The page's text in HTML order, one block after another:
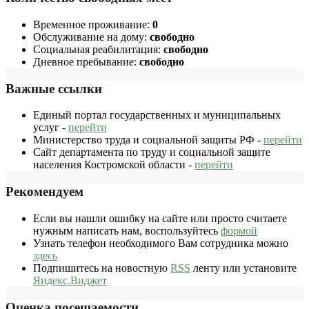
Временное проживание: 0
Обслуживание на дому: свободно
Социальная реабилитация: свободно
Дневное пребывание: свободно
Важные ссылки
Единый портал государственных и муниципальных
услуг - перейти
Министерство труда и социальной защиты РФ - перейти
Сайт департамента по труду и социальной защите
населения Костромской области - перейти
Рекомендуем
Если вы нашли ошибку на сайте или просто считаете
нужным написать нам, воспользуйтесь формой
Узнать телефон необходимого Вам сотрудника можно
здесь
Подпишитесь на новостную RSS ленту или установите
Яндекс.Виджет